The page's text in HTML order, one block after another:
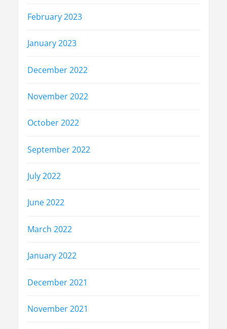
February 2023
January 2023
December 2022
November 2022
October 2022
September 2022
July 2022
June 2022
March 2022
January 2022
December 2021
November 2021